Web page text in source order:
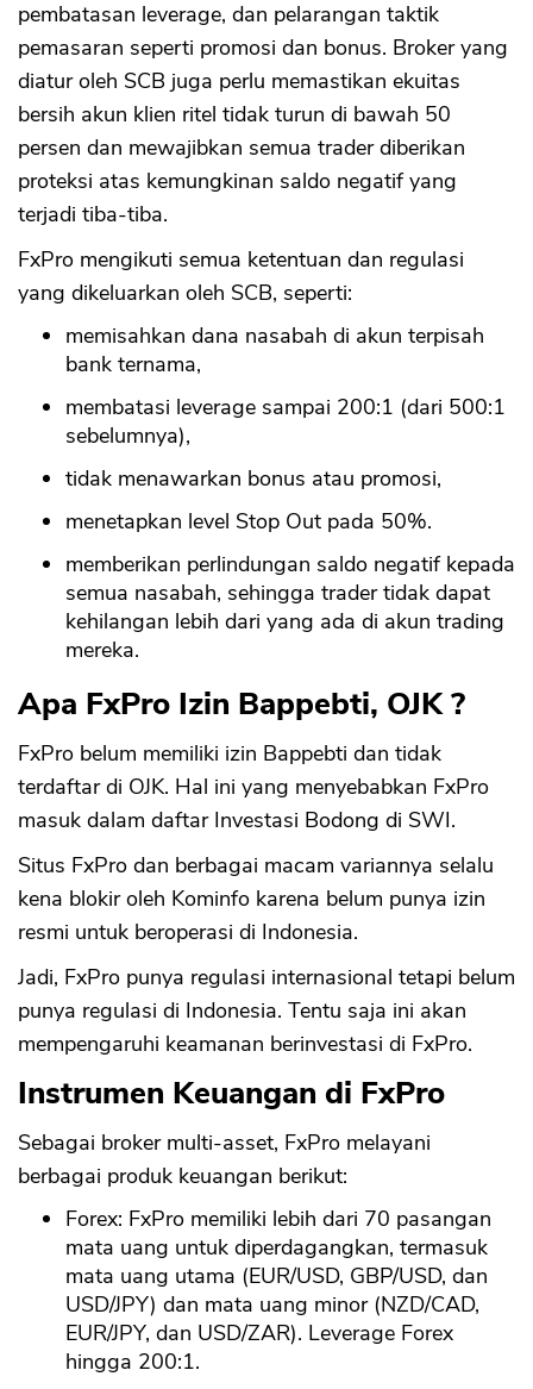
pembatasan leverage, dan pelarangan taktik
pemasaran seperti promosi dan bonus. Broker yang
diatur oleh SCB juga perlu memastikan ekuitas
bersih akun klien ritel tidak turun di bawah 50
persen dan mewajibkan semua trader diberikan
proteksi atas kemungkinan saldo negatif yang
terjadi tiba-tiba.
FxPro mengikuti semua ketentuan dan regulasi
yang dikeluarkan oleh SCB, seperti:
memisahkan dana nasabah di akun terpisah
bank ternama,
membatasi leverage sampai 200:1 (dari 500:1
sebelumnya),
tidak menawarkan bonus atau promosi,
menetapkan level Stop Out pada 50%.
memberikan perlindungan saldo negatif kepada
semua nasabah, sehingga trader tidak dapat
kehilangan lebih dari yang ada di akun trading
mereka.
Apa FxPro Izin Bappebti, OJK ?
FxPro belum memiliki izin Bappebti dan tidak
terdaftar di OJK. Hal ini yang menyebabkan FxPro
masuk dalam daftar Investasi Bodong di SWI.
Situs FxPro dan berbagai macam variannya selalu
kena blokir oleh Kominfo karena belum punya izin
resmi untuk beroperasi di Indonesia.
Jadi, FxPro punya regulasi internasional tetapi belum
punya regulasi di Indonesia. Tentu saja ini akan
mempengaruhi keamanan berinvestasi di FxPro.
Instrumen Keuangan di FxPro
Sebagai broker multi-asset, FxPro melayani
berbagai produk keuangan berikut:
Forex: FxPro memiliki lebih dari 70 pasangan
mata uang untuk diperdagangkan, termasuk
mata uang utama (EUR/USD, GBP/USD, dan
USD/JPY) dan mata uang minor (NZD/CAD,
EUR/JPY, dan USD/ZAR). Leverage Forex
hingga 200:1.